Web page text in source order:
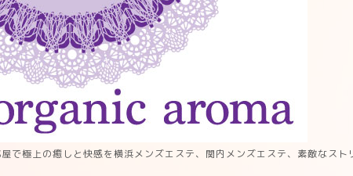
で極上の癒しと快感を横浜メンズエステ、関内メンズエステ、素敵なス